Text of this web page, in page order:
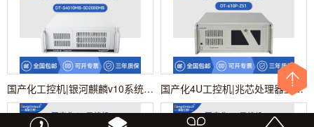
国产化工控机|银河麒麟v10系统工业电脑|DT-S4010MB-SD2000MB 国产化4U工控机|兆芯处理器工业电脑|DT-610P-Z51